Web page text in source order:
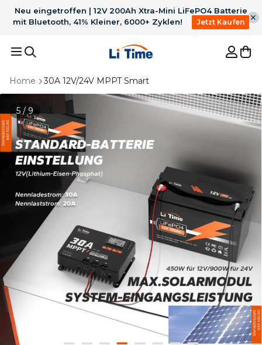
Neu eingetroffen | 12V 200Ah Xtra-Mini LiFePO4 Batterie
mit Bluetooth, 41% Kleiner, 6000+ Zyklen!
Jetzt Kaufen
Empfohlene Ergebnisse
136V 50Ah Bluetooth
LiFePO4 für 100lb
TrollingMotor
12V 100Ah H190 mit
Dauerentladung
Untersitz Bluetooth
Batterie
3Für Trolling Motor 412V 300Ah
5Batterie ladegerät
Bestseller
51,2V 100Ah
Smart Comflex
€1.155,99 €1.999,00
12V 100Ah H190
Smart
€299,99€599,00
12.8V
Low-
€599,99
Home 30A 12V/24V MPPT Smart
5 / 9